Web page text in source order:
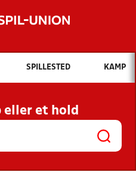
Hvad vil du søge efter?
OG NYHEDER
KLUBBER OG
SPILLESTED KAMP
eller et hold